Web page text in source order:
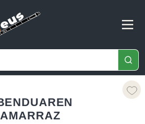
AMARRAZ